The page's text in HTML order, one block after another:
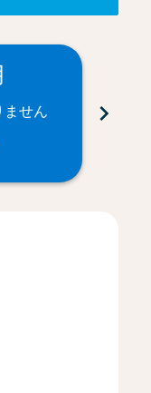
ません
chevron_right